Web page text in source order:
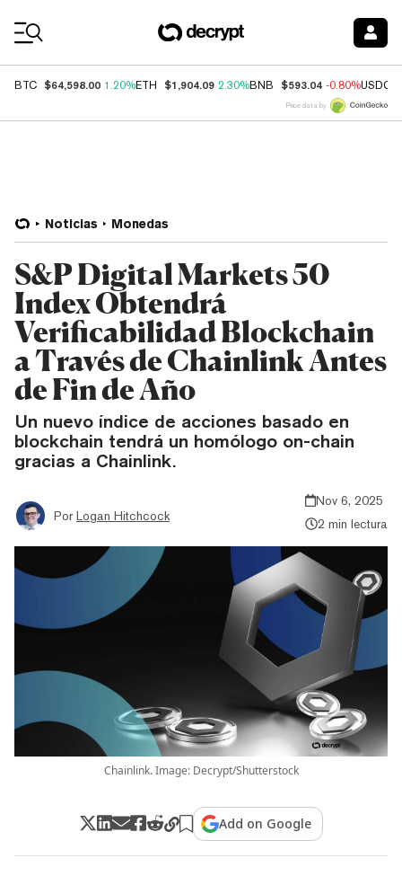
BTC $64,598.00 1.20%ETH $1,904.09 2.30%BNB $593.04 -0.80%USDC
Price data by
Noticias Monedas
S&P Digital Markets 50
Index Obtendrá
Verificabilidad Blockchain
a Través de Chainlink Antes
de Fin de Año
Un nuevo índice de acciones basado en
blockchain tendrá un homólogo on-chain
gracias a Chainlink.
Por Logan Hitchcock
Nov 6, 2025
2 min lectura
Chainlink. Image: Decrypt/Shutterstock
Add on Google